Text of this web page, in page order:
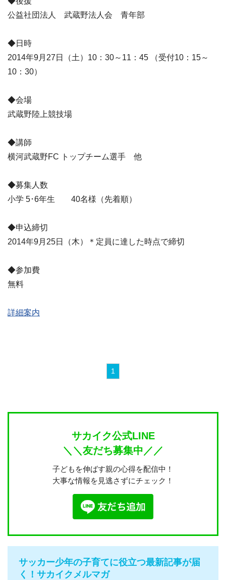
公益社団法人 武蔵野法人会 青年部
◆日時
2014年9月27日（土）10：30～11：45 （受付10：15～
10：30）
◆会場
武蔵野陸上競技場
◆講師
横河武蔵野FC トップチーム選手 他
◆募集人数
小学 5･6年生 40名様（先着順）
◆申込締切
2014年9月25日（木）＊定員に達した時点で締切
◆参加費
無料
詳細案内
1
サカイク公式LINE
＼＼友だち募集中／／
子どもを伸ばす親の心得を配信中！
大事な情報を見逃さずにチェック！
サッカー少年の子育てに役立つ最新記事が届
く！サカイクメルマガ